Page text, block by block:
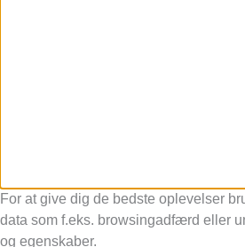
For at give dig de bedste oplevelser
data som f.eks. browsingadfærd eller
og egenskaber.